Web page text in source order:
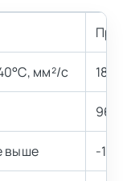
мм²/с 180-
960-
выше -15